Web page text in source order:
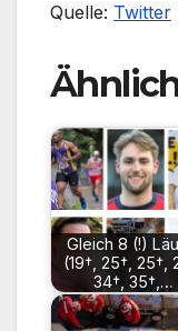
Quelle: Twitter
Gleich 8 (!)
(19†, 25†, 25†,
34†, 35†,…